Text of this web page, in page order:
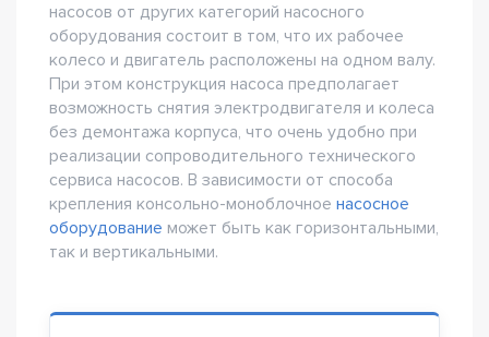
насосов от других категорий насосного
оборудования состоит в том, что их рабочее
колесо и двигатель расположены на одном валу.
При этом конструкция насоса предполагает
возможность снятия электродвигателя и колеса
без демонтажа корпуса, что очень удобно при
реализации сопроводительного технического
сервиса насосов. В зависимости от способа
крепления консольно-моноблочное насосное
оборудование может быть как горизонтальными,
так и вертикальными.